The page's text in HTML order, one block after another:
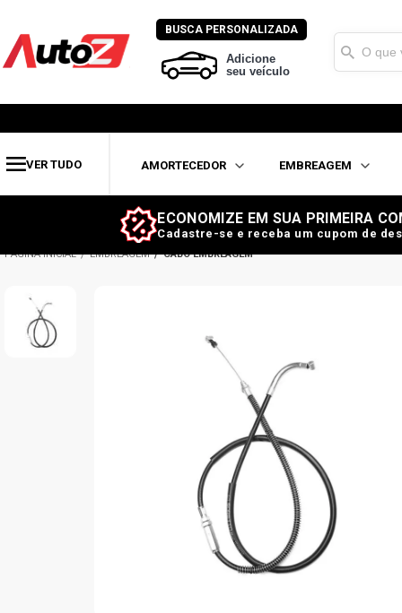
BUSCA PERSONALIZADA
Adicione
seu veículo
VER TUDO AMORTECEDOR EMBREAGEM
ECONOMIZE EM SUA PRIMEIRA
Cadastre-se e receba um cupom de
EMBREAGEM CABO EMBREAGEM